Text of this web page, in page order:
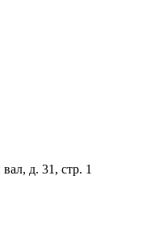
д. 31, стр. 1